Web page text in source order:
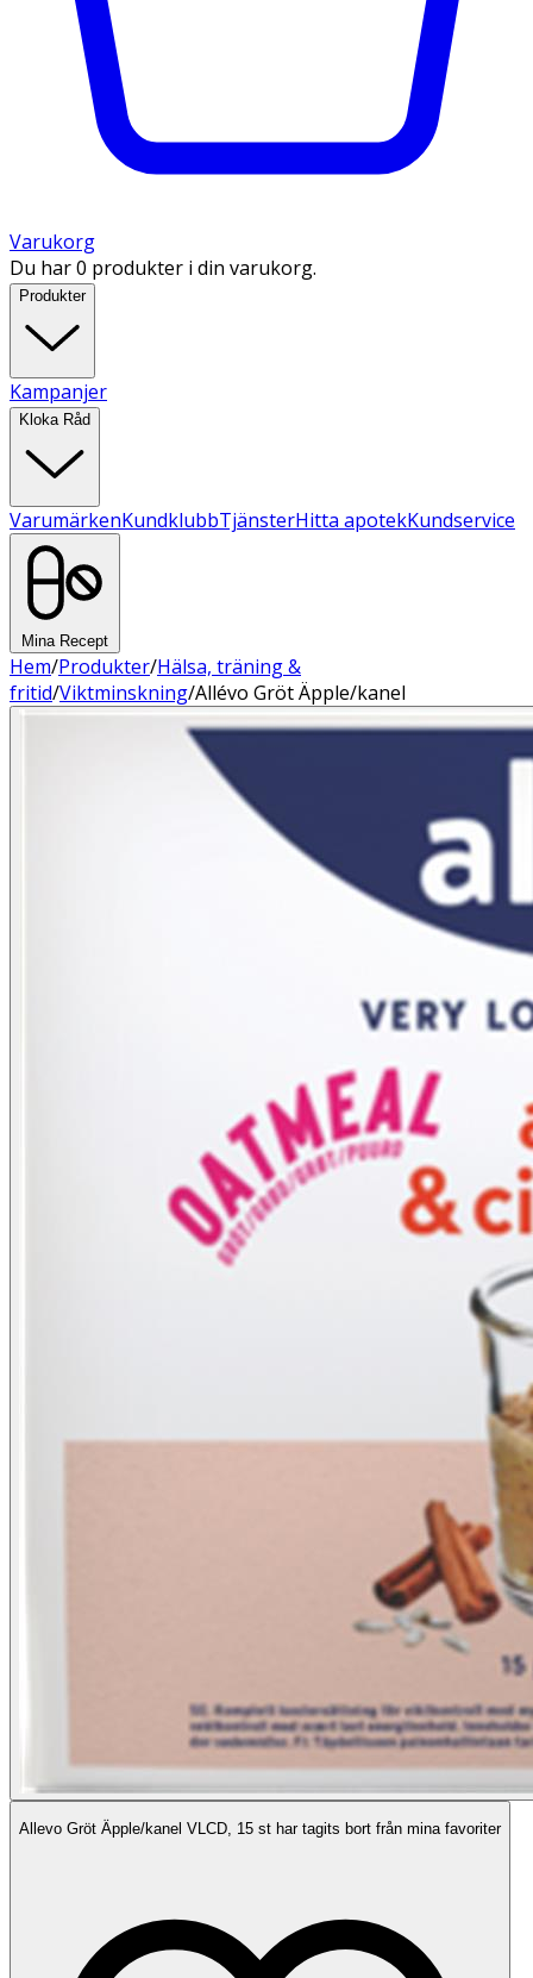
Varukorg
Du har 0 produkter i din varukorg.
Produkter
Kampanjer
Kloka Råd
VarumärkenKundklubbTjänsterHitta apotekKundservice
Mina Recept
Hem/Produkter/Hälsa, träning &
fritid/Viktminskning/Allévo Gröt Äpple/kanel
Allevo Gröt Äpple/kanel VLCD, 15 st har tagits bort från mina favoriter